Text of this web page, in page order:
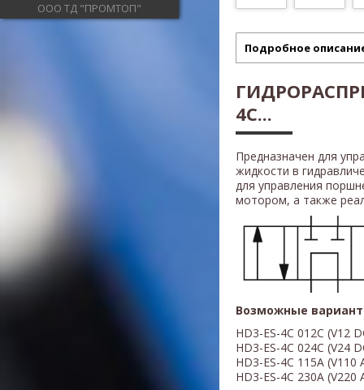
ООО ТД "ПРОМТОП"
Подробное
4C...
Предназначен для
жидкости в
для управления
мотором, а также
Возможные
HD3-ES-4C 012С (V12
HD3-ES-4C 024С (V24
HD3-ES-4C 115A (V110
HD3-ES-4C 230A (V220